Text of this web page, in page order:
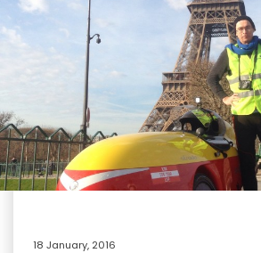
18 January, 2016